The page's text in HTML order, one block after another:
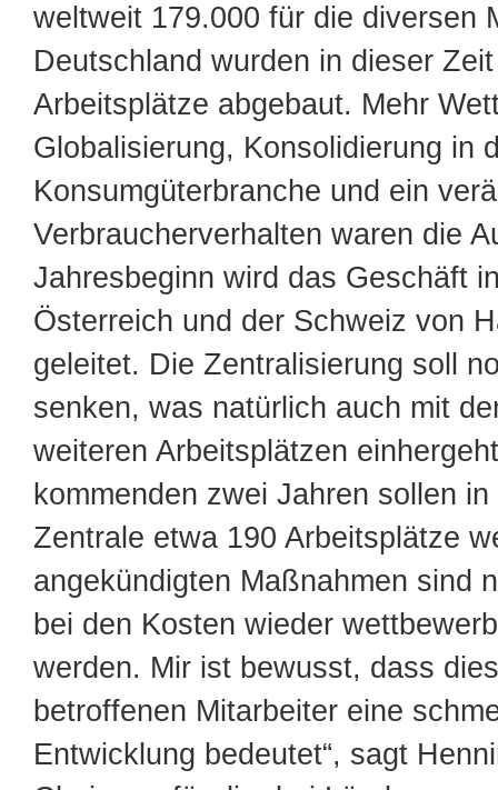
weltweit 179.000 für die diversen
Deutschland wurden in dieser
Arbeitsplätze abgebaut. Mehr
Globalisierung, Konsolidierung in
Konsumgüterbranche und ein
Verbraucherverhalten waren die
Jahresbeginn wird das Geschäft
Österreich und der Schweiz von
geleitet. Die Zentralisierung soll
senken, was natürlich auch mit
weiteren Arbeitsplätzen
kommenden zwei Jahren sollen
Zentrale etwa 190 Arbeitsplätze
angekündigten Maßnahmen sind
bei den Kosten wieder
werden. Mir ist bewusst, dass
betroffenen Mitarbeiter eine
Entwicklung bedeutet“, sagt